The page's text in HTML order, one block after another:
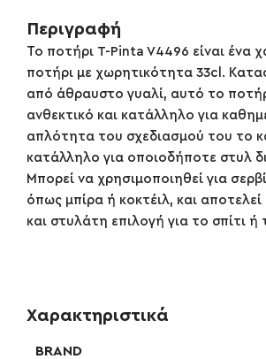
Περιγραφή
Το ποτήρι T-Pinta V4496 είναι ένα
ποτήρι με χωρητικότητα 33cl.
από άθραυστο γυαλί, αυτό το
ανθεκτικό και κατάλληλο για
απλότητα του σχεδιασμού του το
κατάλληλο για οποιοδήποτε στυλ
Μπορεί να χρησιμοποιηθεί για
όπως μπίρα ή κοκτέιλ, και αποτελεί
και στυλάτη επιλογή για το σπίτι ή
Χαρακτηριστικά
BRAND